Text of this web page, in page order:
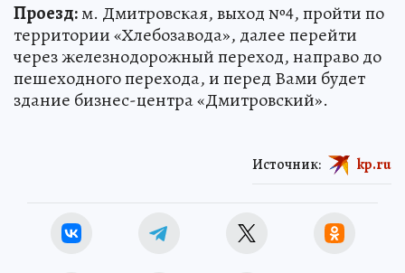
Проезд:м. Дмитровская, выход №4, пройти по
территории «Хлебозавода», далее перейти
через железнодорожный переход, направо до
пешеходного перехода, и перед Вами будет
здание бизнес-центра «Дмитровский».
Источник: kp.ru